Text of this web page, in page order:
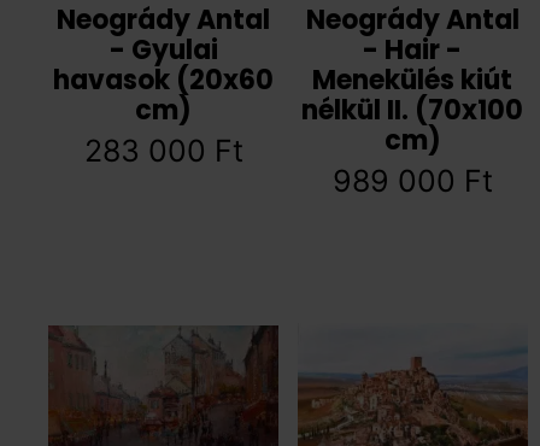
Neogrády Antal
- Gyulai
havasok (20x60
cm)
283 000 Ft
Neogrády Antal
- Hair -
Menekülés kiút
nélkül II. (70x100
cm)
989 000 Ft